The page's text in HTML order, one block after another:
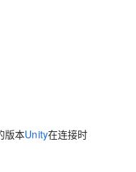
版本Unity在连接时